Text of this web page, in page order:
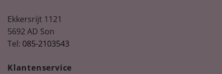
Ekkersrijt 1121
5692 AD Son
Tel: 085-2103543
Klantenservice